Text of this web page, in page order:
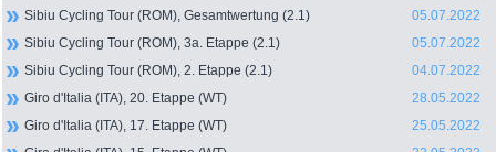
Sibiu Cycling Tour (ROM), Gesamtwertung (2.1)
05.07.2022
Sibiu Cycling Tour (ROM), 3a. Etappe (2.1)
05.07.2022
Sibiu Cycling Tour (ROM), 2. Etappe (2.1)
04.07.2022
Giro d'Italia (ITA), 20. Etappe (WT)
28.05.2022
Giro d'Italia (ITA), 17. Etappe (WT)
25.05.2022